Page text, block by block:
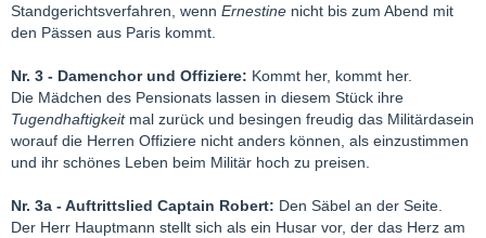
Standgerichtsverfahren, wenn Ernestine nicht bis zum Abend mit
den Pässen aus Paris kommt.
Nr. 3 - Damenchor und Offiziere: Kommt her, kommt her.
Die Mädchen des Pensionats lassen in diesem Stück ihre
Tugendhaftigkeit mal zurück und besingen freudig das Militärdasein
worauf die Herren Offiziere nicht anders können, als einzustimmen
und ihr schönes Leben beim Militär hoch zu preisen.
Nr. 3a - Auftrittslied Captain Robert: Den Säbel an der Seite.
Der Herr Hauptmann stellt sich als ein Husar vor, der das Herz am